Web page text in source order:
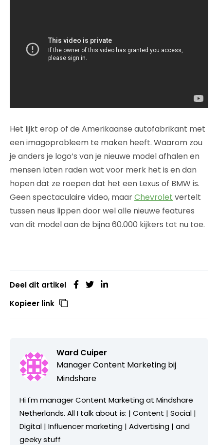
Het lijkt erop of de Amerikaanse autofabrikant met
een imagoprobleem te maken heeft. Waarom zou
je anders je logo’s van je nieuwe model afhalen en
mensen laten raden wat voor merk het is en dan
hopen dat ze roepen dat het een Lexus of BMW is.
Geen spectaculaire video, maarChevrolet vertelt
tussen neus lippen door wel alle nieuwe features
van dit model aan de bijna 60.000 kijkers tot nu toe.
Deel dit artikel
Kopieer link
Ward Cuiper
Manager Content Marketing bij
Mindshare
Hi I'm manager Content Marketing at Mindshare
Netherlands. All I talk about is: | Content | Social |
Digital | Influencer marketing | Advertising | and
geeky stuff